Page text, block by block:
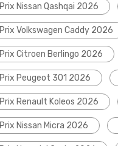
Prix Nissan Qashqai 2026
Prix Volkswagen Caddy 2026
Prix Citroen Berlingo 2026
Prix Peugeot 301 2026
Prix Renault Koleos 2026
Prix Nissan Micra 2026